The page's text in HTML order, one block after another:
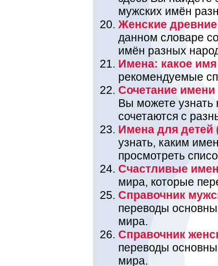
мужских имён
Женские
данном словаре
имён разных
Имена: какое имя
рекомендуемые
Сочетание имени
Вы можете узнать
сочетаются с
Имена для детей
узнать, каким
просмотреть
Счастливые
мира, которые
Справочник
переводы
мира.
Справочник
переводы
мира.